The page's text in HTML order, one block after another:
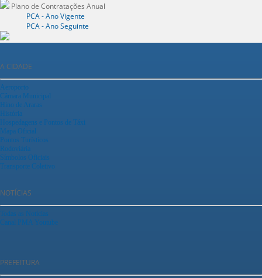
Plano de Contratações Anual
PCA - Ano Vigente
PCA - Ano Seguinte
A CIDADE
Aeroporto
Câmara Municipal
Hino de Araras
História
Hospedagens e Pontos de Táxi
Mapa Oficial
Pontos Turísticos
Rodoviária
Símbolos Oficiais
Transporte Coletivo
NOTÍCIAS
Todas as Notícias
Canal PMA Youtube
PREFEITURA